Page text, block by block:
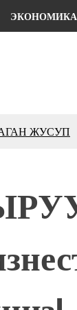
ЭКОНОМИКА
ЖУСУП
союзунун
сыймык жана
адабият
сөзсүз
Видео)